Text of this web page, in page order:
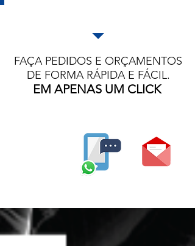
FAÇA PEDIDOS E ORÇAMENTOS
DE FORMA RÁPIDA E FÁCIL.
EM APENAS UM CLICK